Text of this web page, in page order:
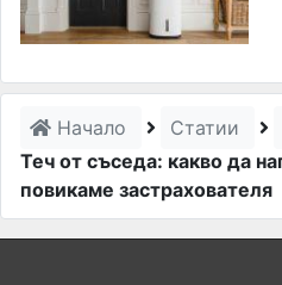
Начало Статии
Теч от съседа: какво да
повикаме застрахователя